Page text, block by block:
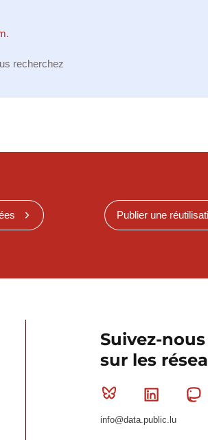
recherchez
Publier une
Suivez-nous
sur les
Bluesky Linkedin
info@data.public.lu